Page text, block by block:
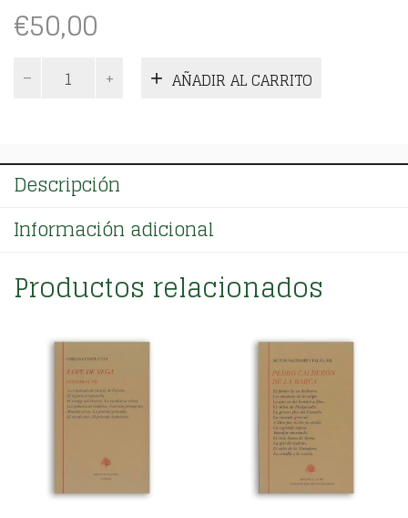
€50,00
Comedias.
Tomo AÑADIR AL CARRITO
Descripción
Información adicional
Productos relacionados